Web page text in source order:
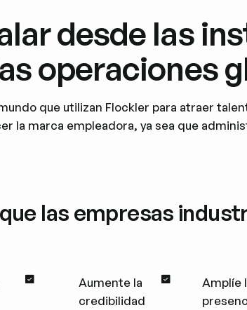
desde las
operaciones
que utilizan Flockler para atraer
la marca empleadora, ya sea que
las empresas
Aumente la
credibilidad
Amplíe